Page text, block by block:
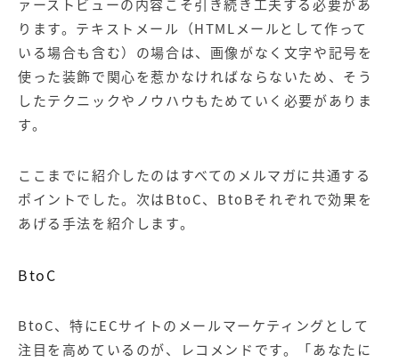
ァーストビューの内容こそ引き続き工夫する必要があ
ります。テキストメール（HTMLメールとして作って
いる場合も含む）の場合は、画像がなく文字や記号を
使った装飾で関心を惹かなければならないため、そう
したテクニックやノウハウもためていく必要がありま
す。
ここまでに紹介したのはすべてのメルマガに共通する
ポイントでした。次はBtoC、BtoBそれぞれで効果を
あげる手法を紹介します。
BtoC
BtoC、特にECサイトのメールマーケティングとして
注目を高めているのが、レコメンドです。「あなたに